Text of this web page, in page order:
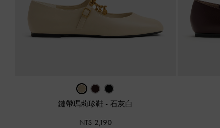
鏈帶瑪莉珍鞋 -石灰白
NT$ 2,190